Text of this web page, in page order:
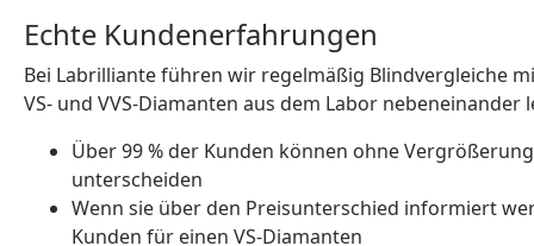
Echte Kundenerfahrungen
Bei Labrilliante führen wir regelmäßig Blindvergleiche
VS- und VVS-Diamanten aus dem Labor
Über 99 % der Kunden können ohne
unterscheiden
Wenn sie über den Preisunterschied informiert
Kunden für einen VS-Diamanten